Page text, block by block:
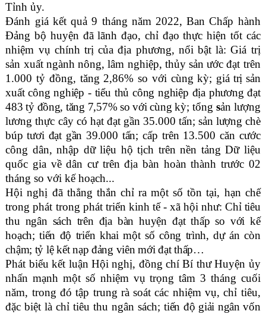
Tỉnh ủy.
Đánh giá kết quả 9 tháng năm 2022,Ban Chấp hành
Đảng bộ huyện đã lãnh đạo, chỉ đạo thực hiện tốt các
nhiệm vụ chính trị của địa phương, nổi bật là: Giá trị
sản xuất ngành nông, lâm nghiệp, thủy sản ước đạt trên
1.000 tỷ đồng, tăng 2,86% so với cùng kỳ; giá trị sản
xuất công nghiệp - tiểu thủ công nghiệp địa phương đạt
483 tỷ đồng, tăng 7,57% so với cùng kỳ; tổng sản lượng
lương thực cây có hạt đạt gần 35.000 tấn; sản lượng chè
búp tươi đạt gần 39.000 tấn; cấp trên 13.500 căn cước
công dân, nhập dữ liệu hộ tịch trên nền tảng Dữ liệu
quốc gia về dân cư trên địa bàn hoàn thành trước 02
tháng so với kế hoạch...
Hội nghị đã thẳng thắn chỉ ra một số tồn tại, hạn chế
trong phát trong phát triển kinh tế - xã hội như: Chỉ tiêu
thu ngân sách trên địa bàn huyện đạt thấp so với kế
hoạch; tiến độ triển khai một số công trình, dự án còn
chậm; tỷ lệ kết nạp đảng viên mới đạt thấp…
Phát biểu kết luận Hội nghị, đồng chí Bí thư Huyện ủy
nhấn mạnh một số nhiệm vụ trọng tâm 3 tháng cuối
năm, trong đó tập trung rà soát các nhiệm vụ, chỉ tiêu,
đặc biệt là chỉ tiêu thu ngân sách;tiến độ giải ngân vốn